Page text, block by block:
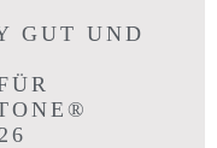
GUT UND